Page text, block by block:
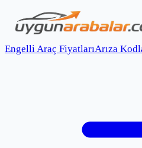
Engelli Araç FiyatlarıArıza